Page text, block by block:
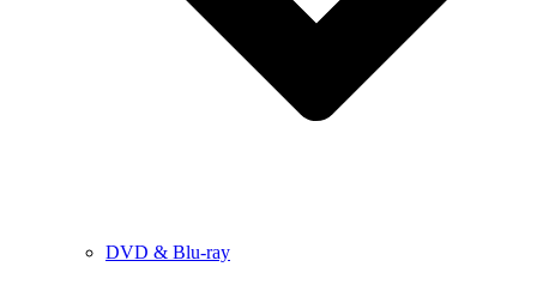
DVD & Blu-ray